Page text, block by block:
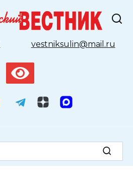
vestniksulin@mail.ru